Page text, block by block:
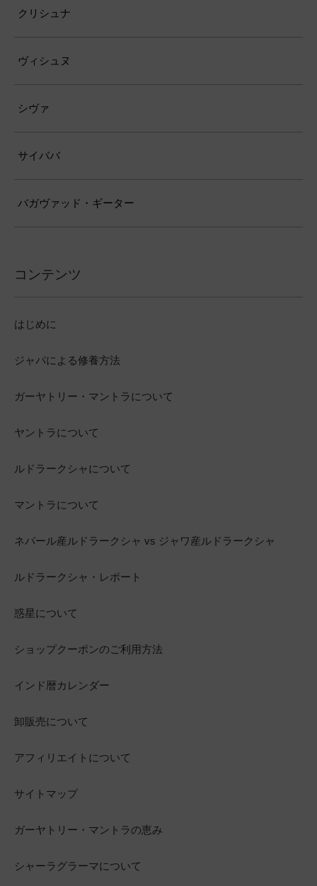
クリシュナ
ヴィシュヌ
シヴァ
サイババ
バガヴァッド・ギーター
コンテンツ
はじめに
ジャパによる修養方法
ガーヤトリー・マントラについて
ヤントラについて
ルドラークシャについて
マントラについて
ネパール産ルドラークシャ vs ジャワ産ルドラークシャ
ルドラークシャ・レポート
惑星について
ショップクーポンのご利用方法
インド暦カレンダー
卸販売について
アフィリエイトについて
サイトマップ
ガーヤトリー・マントラの恵み
シャーラグラーマについて